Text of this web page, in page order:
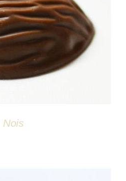
DÉTAILS
Nois